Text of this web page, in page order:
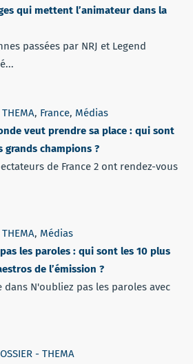
qui mettent l’animateur dans la
passées par NRJ et Legend
THEMA, France, Médias
veut prendre sa place : qui sont
grands champions ?
de France 2 ont rendez-vous
THEMA, Médias
les paroles : qui sont les 10 plus
de l’émission ?
dans N'oubliez pas les paroles avec
- THEMA